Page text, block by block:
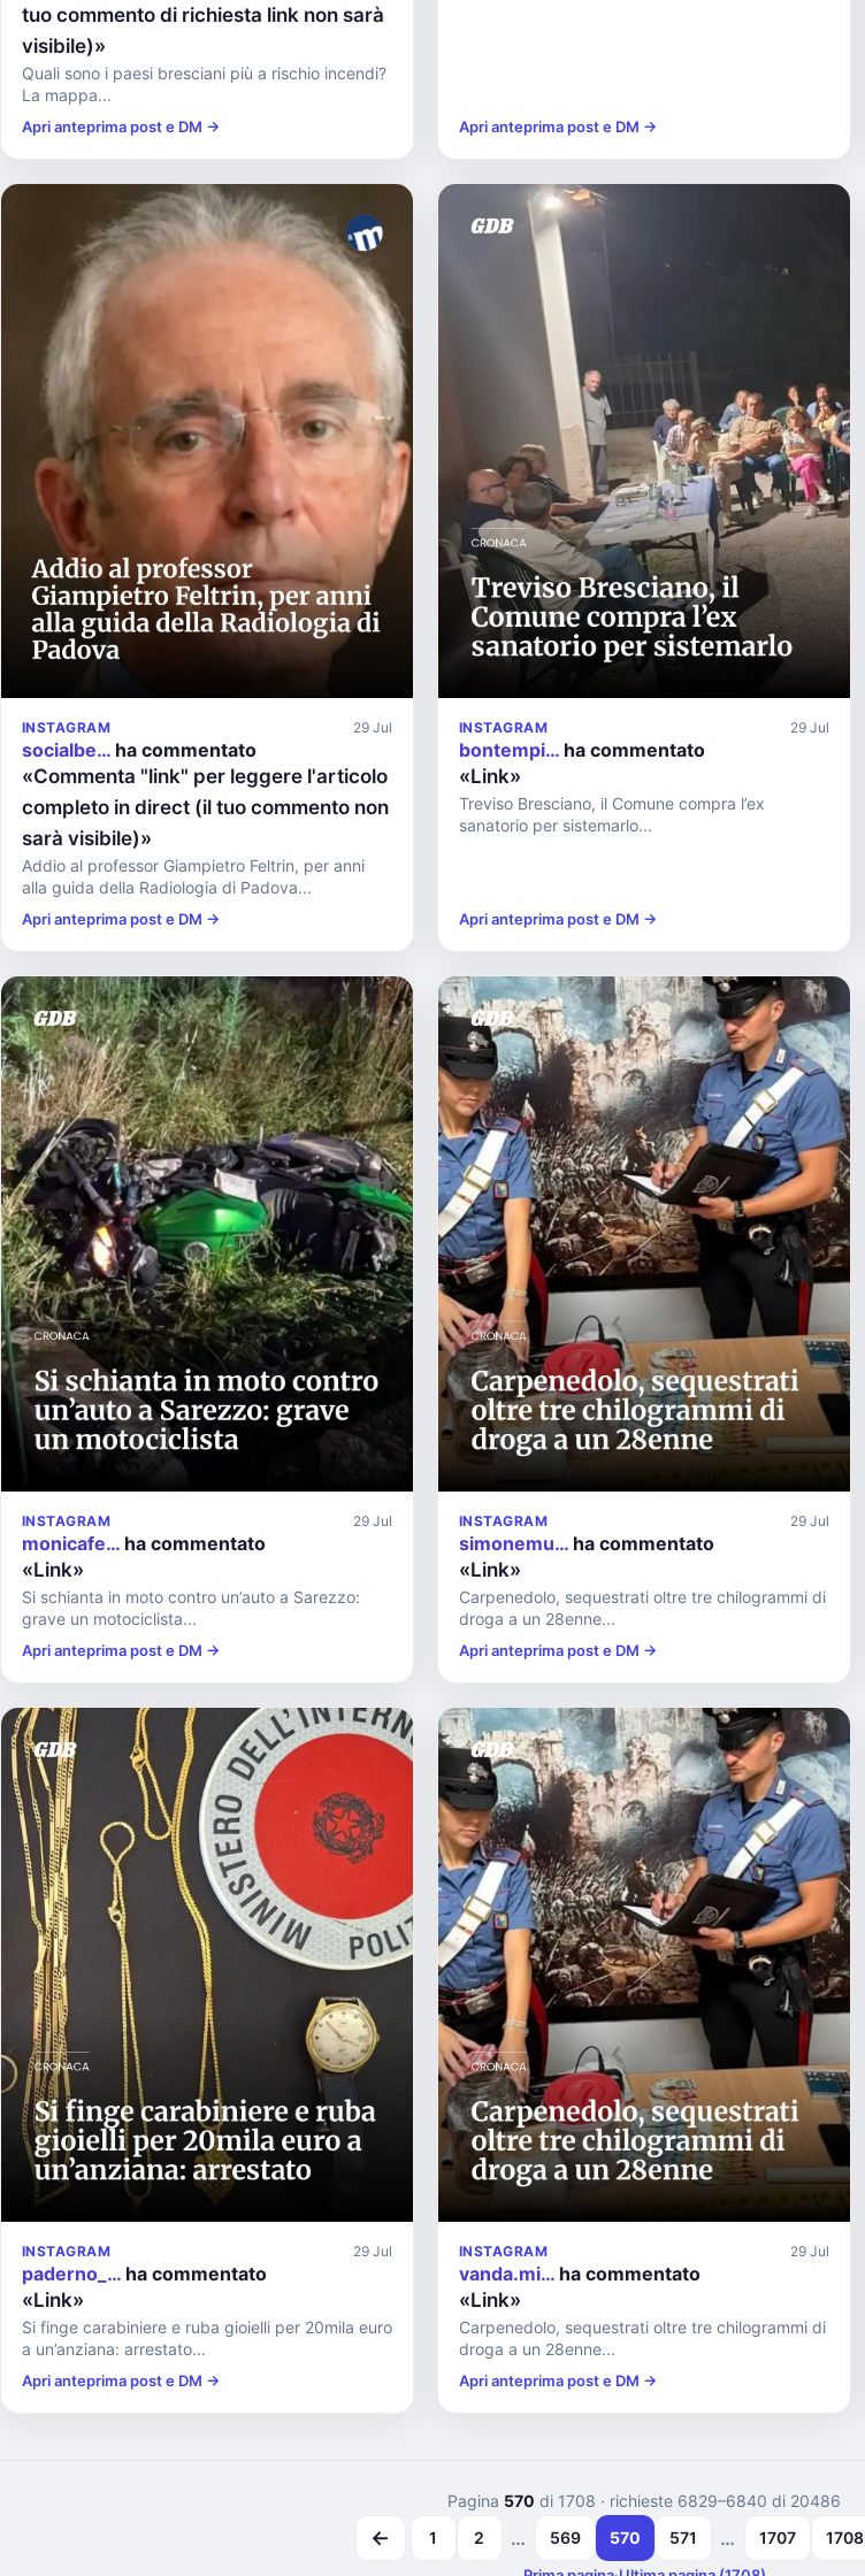
tuo commento di richiesta link non sarà
visibile)»
Quali sono i paesi bresciani più a rischio incendi?
La mappa...
Apri anteprima post e DM → Apri anteprima post e DM →
INSTAGRAM 29 Jul
socialbe… ha commentato
«Commenta "link" per leggere l'articolo
completo in direct (il tuo commento non
sarà visibile)»
Addio al professor Giampietro Feltrin, per anni
alla guida della Radiologia di Padova...
Apri anteprima post e DM →
INSTAGRAM 29 Jul
bontempi… ha commentato
«Link»
Treviso Bresciano, il Comune compra l’ex
sanatorio per sistemarlo...
Apri anteprima post e DM →
INSTAGRAM 29 Jul
monicafe… ha commentato
«Link»
Si schianta in moto contro un’auto a Sarezzo:
grave un motociclista...
Apri anteprima post e DM →
INSTAGRAM 29 Jul
simonemu… ha commentato
«Link»
Carpenedolo, sequestrati oltre tre chilogrammi di
droga a un 28enne...
Apri anteprima post e DM →
INSTAGRAM 29 Jul
paderno_… ha commentato
«Link»
Si finge carabiniere e ruba gioielli per 20mila euro
a un’anziana: arrestato...
Apri anteprima post e DM →
INSTAGRAM 29 Jul
vanda.mi… ha commentato
«Link»
Carpenedolo, sequestrati oltre tre chilogrammi di
droga a un 28enne...
Apri anteprima post e DM →
Pagina 570 di 1708 · richieste 6829–6840 di 20486
← 1 2 … 569 570 571 … 1707 1708